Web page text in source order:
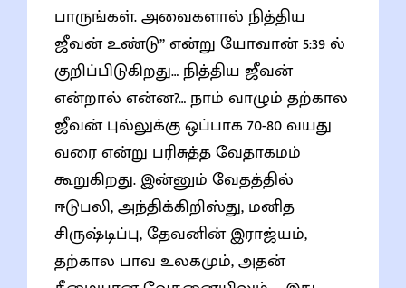
பாருங்கள். அவைகளால் நித்திய
ஜீவன் உண்டு” என்று யோவான் 5:39 ல்
குறிப்பிடுகிறது… நித்திய ஜீவன்
என்றால் என்ன?… நாம் வாழும் தற்கால
ஜீவன் புல்லுக்கு ஒப்பாக 70-80 வயது
வரை என்று பரிசுத்த வேதாகமம்
கூறுகிறது. இன்னும் வேதத்தில்
ஈடுபலி, அந்திக்கிறிஸ்து, மனித
சிருஷ்டிப்பு, தேவனின் இராஜ்யம்,
தற்கால பாவ உலகமும், அதன்